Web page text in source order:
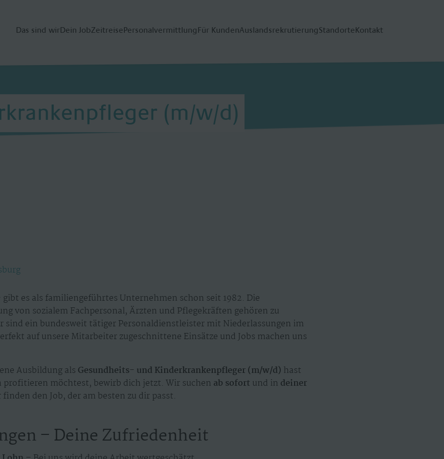
Das sind wirDein JobZeitreisePersonalvermittlung Für KundenAuslandsrekrutierungStandorteKontakt
(m/w/d)
es als familiengeführtes Unternehmen schon seit 1982. Die
von sozialem Fachpersonal, Ärzten und Pflegekräften gehören zu
sind ein bundesweit tätiger Personaldienstleister mit Niederlassungen im
auf unsere Mitarbeiter zugeschnittene Einsätze und Jobs machen uns
Ausbildung als Gesundheits- und Kinderkrankenpfleger (m/w/d) hast
möchtest, bewirb dich jetzt. Wir suchen ab sofort und in deiner
den Job, der am besten zu dir passt.
– Deine Zufriedenheit